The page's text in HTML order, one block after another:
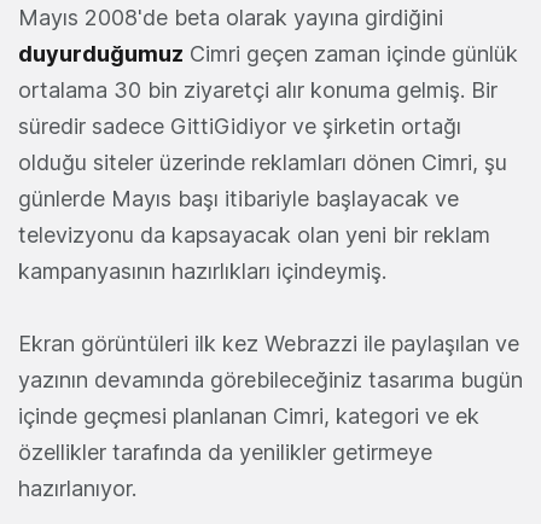
Mayıs 2008'de beta olarak yayına girdiğini
duyurduğumuz Cimri geçen zaman içinde günlük
ortalama 30 bin ziyaretçi alır konuma gelmiş. Bir
süredir sadece GittiGidiyor ve şirketin ortağı
olduğu siteler üzerinde reklamları dönen Cimri, şu
günlerde Mayıs başı itibariyle başlayacak ve
televizyonu da kapsayacak olan yeni bir reklam
kampanyasının hazırlıkları içindeymiş.
Ekran görüntüleri ilk kez Webrazzi ile paylaşılan ve
yazının devamında görebileceğiniz tasarıma bugün
içinde geçmesi planlanan Cimri, kategori ve ek
özellikler tarafında da yenilikler getirmeye
hazırlanıyor.